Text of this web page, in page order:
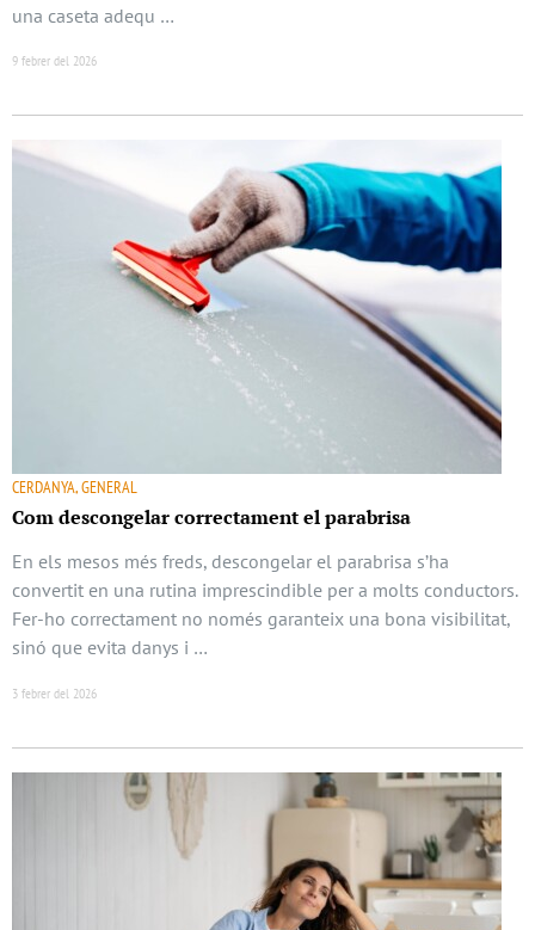
una caseta adequ …
9 febrer del 2026
CERDANYA, GENERAL
Com descongelar correctament el parabrisa
En els mesos més freds, descongelar el parabrisa s’ha
convertit en una rutina imprescindible per a molts conductors.
Fer-ho correctament no només garanteix una bona visibilitat,
sinó que evita danys i …
3 febrer del 2026